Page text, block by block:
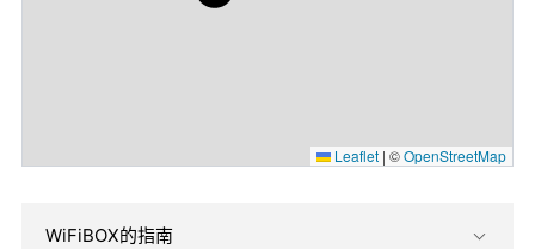
Leaflet | ©OpenStreetMap
WiFiBOX的指南